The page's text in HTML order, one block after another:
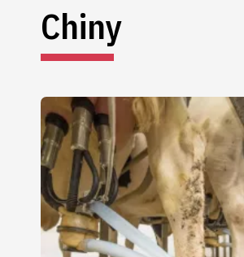
Chiny